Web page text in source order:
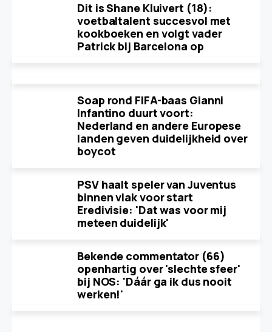
Dit is Shane Kluivert (18):
voetbaltalent succesvol met
kookboeken en volgt vader
Patrick bij Barcelona op
Soap rond FIFA-baas Gianni
Infantino duurt voort:
Nederland en andere Europese
landen geven duidelijkheid over
boycot
PSV haalt speler van Juventus
binnen vlak voor start
Eredivisie: 'Dat was voor mij
meteen duidelijk'
Bekende commentator (66)
openhartig over 'slechte sfeer'
bij NOS: 'Dáár ga ik dus nooit
werken!'